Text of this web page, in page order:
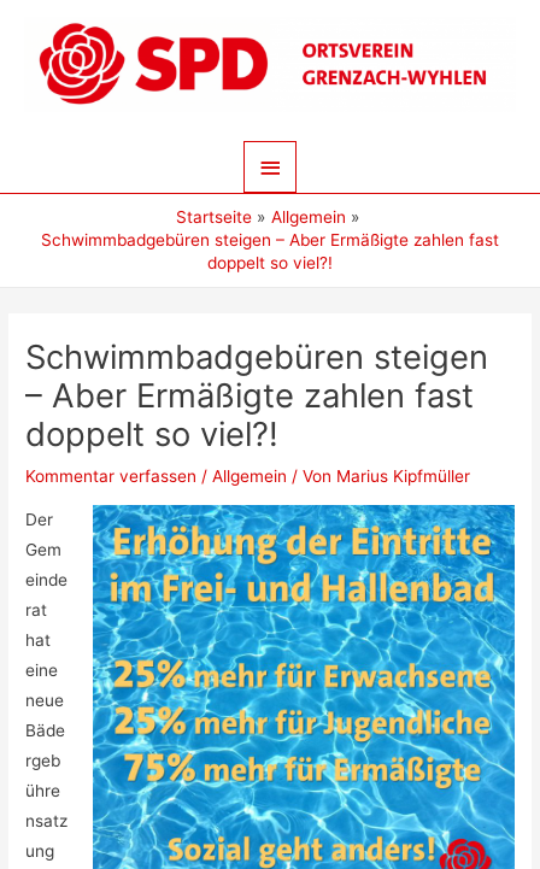
springen
Hauptmenü
Startseite
Allgemein
Schwimmbadgebüren steigen – Aber Ermäßigte zahlen fast
doppelt so viel?!
Schwimmbadgebüren steigen
– Aber Ermäßigte zahlen fast
doppelt so viel?!
Kommentar verfassen /Allgemein / Von Marius Kipfmüller
Der
Gem
einde
rat
hat
eine
neue
Bäde
rgeb
ühre
nsatz
ung